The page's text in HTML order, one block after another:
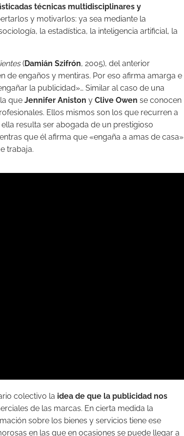
técnicas multidisciplinares y
y motivarlos: ya sea mediante la
la estadística, la inteligencia artificial, la
(Damián Szifrón, 2005), del anterior
de engaños y mentiras. Por eso afirma amarga e
la publicidad»… Similar al caso de una
que Jennifer Aniston y Clive Owen se conocen
Ellos mismos son los que recurren a
resulta ser abogada de un prestigioso
que él afirma que «engaña a amas de casa»
trabaja.
colectivo la idea de que la publicidad nos
de las marcas. En cierta medida la
sobre los bienes y servicios tiene ese
en las que en ocasiones se puede llegar a